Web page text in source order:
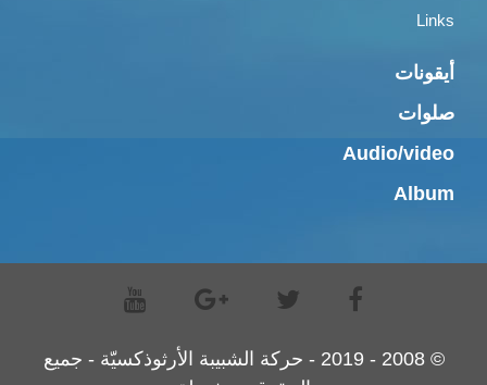
Links
أيقونات
صلوات
Audio/video
Album
© 2008 - 2019 - حركة الشبيبة الأرثوذكسيّة - جميع